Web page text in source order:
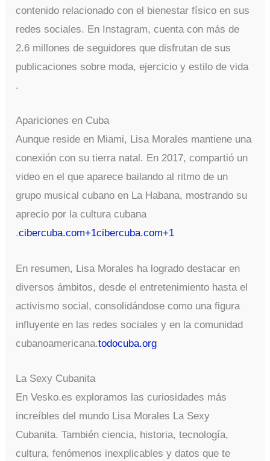
contenido relacionado con el bienestar físico en sus
redes sociales. En Instagram, cuenta con más de
2.6 millones de seguidores que disfrutan de sus
publicaciones sobre moda, ejercicio y estilo de vida
.
Apariciones en Cuba
Aunque reside en Miami, Lisa Morales mantiene una
conexión con su tierra natal. En 2017, compartió un
video en el que aparece bailando al ritmo de un
grupo musical cubano en La Habana, mostrando su
aprecio por la cultura cubana
.cibercuba.com+1cibercuba.com+1
En resumen, Lisa Morales ha logrado destacar en
diversos ámbitos, desde el entretenimiento hasta el
activismo social, consolidándose como una figura
influyente en las redes sociales y en la comunidad
cubanoamericana.todocuba.org
La Sexy Cubanita
En Vesko.es exploramos las curiosidades más
increíbles del mundo Lisa Morales La Sexy
Cubanita. También ciencia, historia, tecnología,
cultura, fenómenos inexplicables y datos que te